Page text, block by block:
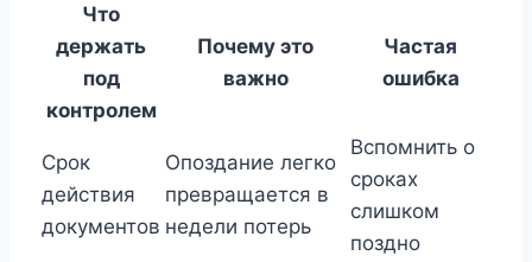
Что
держать
под
контролем
Почему это
важно
Частая
ошибка
Срок
действия
документов
Опоздание легко
превращается в
недели потерь
Вспомнить о
сроках
слишком
поздно